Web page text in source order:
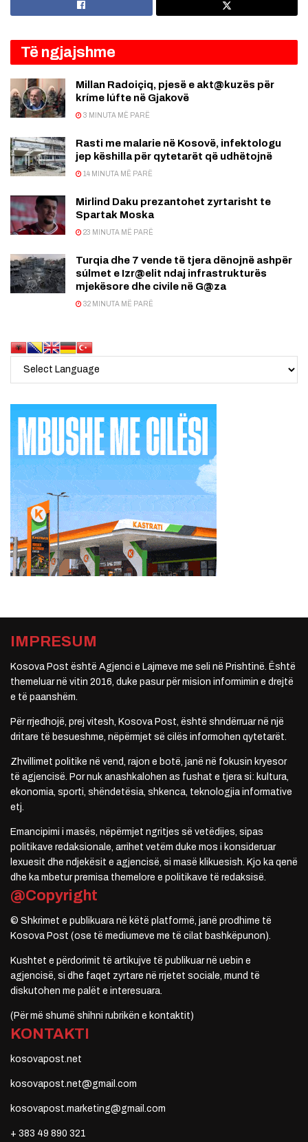
Të ngjajshme
Millan Radoiçiq, pjesë e akt@kuzës për
kríme lúfte në Gjakovë
3 MINUTA MË PARË
Rasti me malarie në Kosovë, infektologu
jep këshilla për qytetarët që udhëtojnë
14 MINUTA MË PARË
Mirlind Daku prezantohet zyrtarisht te
Spartak Moska
23 MINUTA MË PARË
Turqia dhe 7 vende të tjera dënojnë ashpër
súlmet e Izr@elit ndaj infrastrukturës
mjekësore dhe civile në G@za
32 MINUTA MË PARË
IMPRESUM
Kosova Post është Agjenci e Lajmeve me seli në Prishtinë. Është
themeluar në vitin 2016, duke pasur për mision informimin e drejtë
e të paanshëm.
Për rrjedhojë, prej vitesh, Kosova Post, është shndërruar në një
dritare të besueshme, nëpërmjet së cilës informohen qytetarët.
Zhvillimet politike në vend, rajon e botë, janë në fokusin kryesor
të agjencisë. Por nuk anashkalohen as fushat e tjera si: kultura,
ekonomia, sporti, shëndetësia, shkenca, teknologjia informative
etj.
Emancipimi i masës, nëpërmjet ngritjes së vetëdijes, sipas
politikave redaksionale, arrihet vetëm duke mos i konsideruar
lexuesit dhe ndjekësit e agjencisë, si masë klikuesish. Kjo ka qenë
dhe ka mbetur premisa themelore e politikave të redaksisë.
@Copyright
© Shkrimet e publikuara në këtë platformë, janë prodhime të
Kosova Post (ose të mediumeve me të cilat bashkëpunon).
Kushtet e përdorimit të artikujve të publikuar në uebin e
agjencisë, si dhe faqet zyrtare në rrjetet sociale, mund të
diskutohen me palët e interesuara.
(Për më shumë shihni rubrikën e kontaktit)
KONTAKTI
kosovapost.net
kosovapost.net@gmail.com
kosovapost.marketing@gmail.com
+ 383 49 890 321